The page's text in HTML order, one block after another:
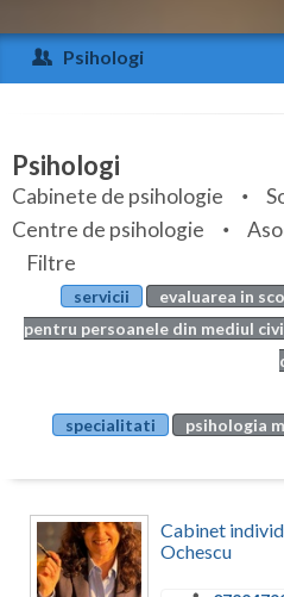
Arad
Arges
Bihor
Bistrita-Nasaud
Botosani
Braila
Bucuresti
Calarasi
Caras-Severin
Psihologi
Specialitati
Servicii
Articole
Evenimente
Psihologi
Cabinete de psihologie
Centre de psihologie
Filtre
servicii
evaluarea in
pentru persoanele din mediul
specialitati
psihologia
Cabinet
Ochescu